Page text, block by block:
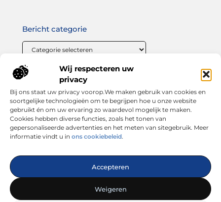
Wij respecteren uw
privacy
Bij ons staat uw privacy voorop.We maken gebruik van cookies en
soortgelijke technologieën om te begrijpen hoe u onze website
gebruikt én om uw ervaring zo waardevol mogelijk te maken.
Cookies hebben diverse functies, zoals het tonen van
gepersonaliseerde advertenties en het meten van sitegebruik. Meer
informatie vindt u in ons cookiebeleid.
Accepteren
Weigeren
Dé plek voor inspiratie, tips en trends
— Laat je verrassen door inspirerende blogs, handige
adviezen en interessante artikelen. Alles wat je zoekt op één
platform. Start vandaag nog met ontdekken op looks4you.nl!
Onze informatie
Bericht categorie